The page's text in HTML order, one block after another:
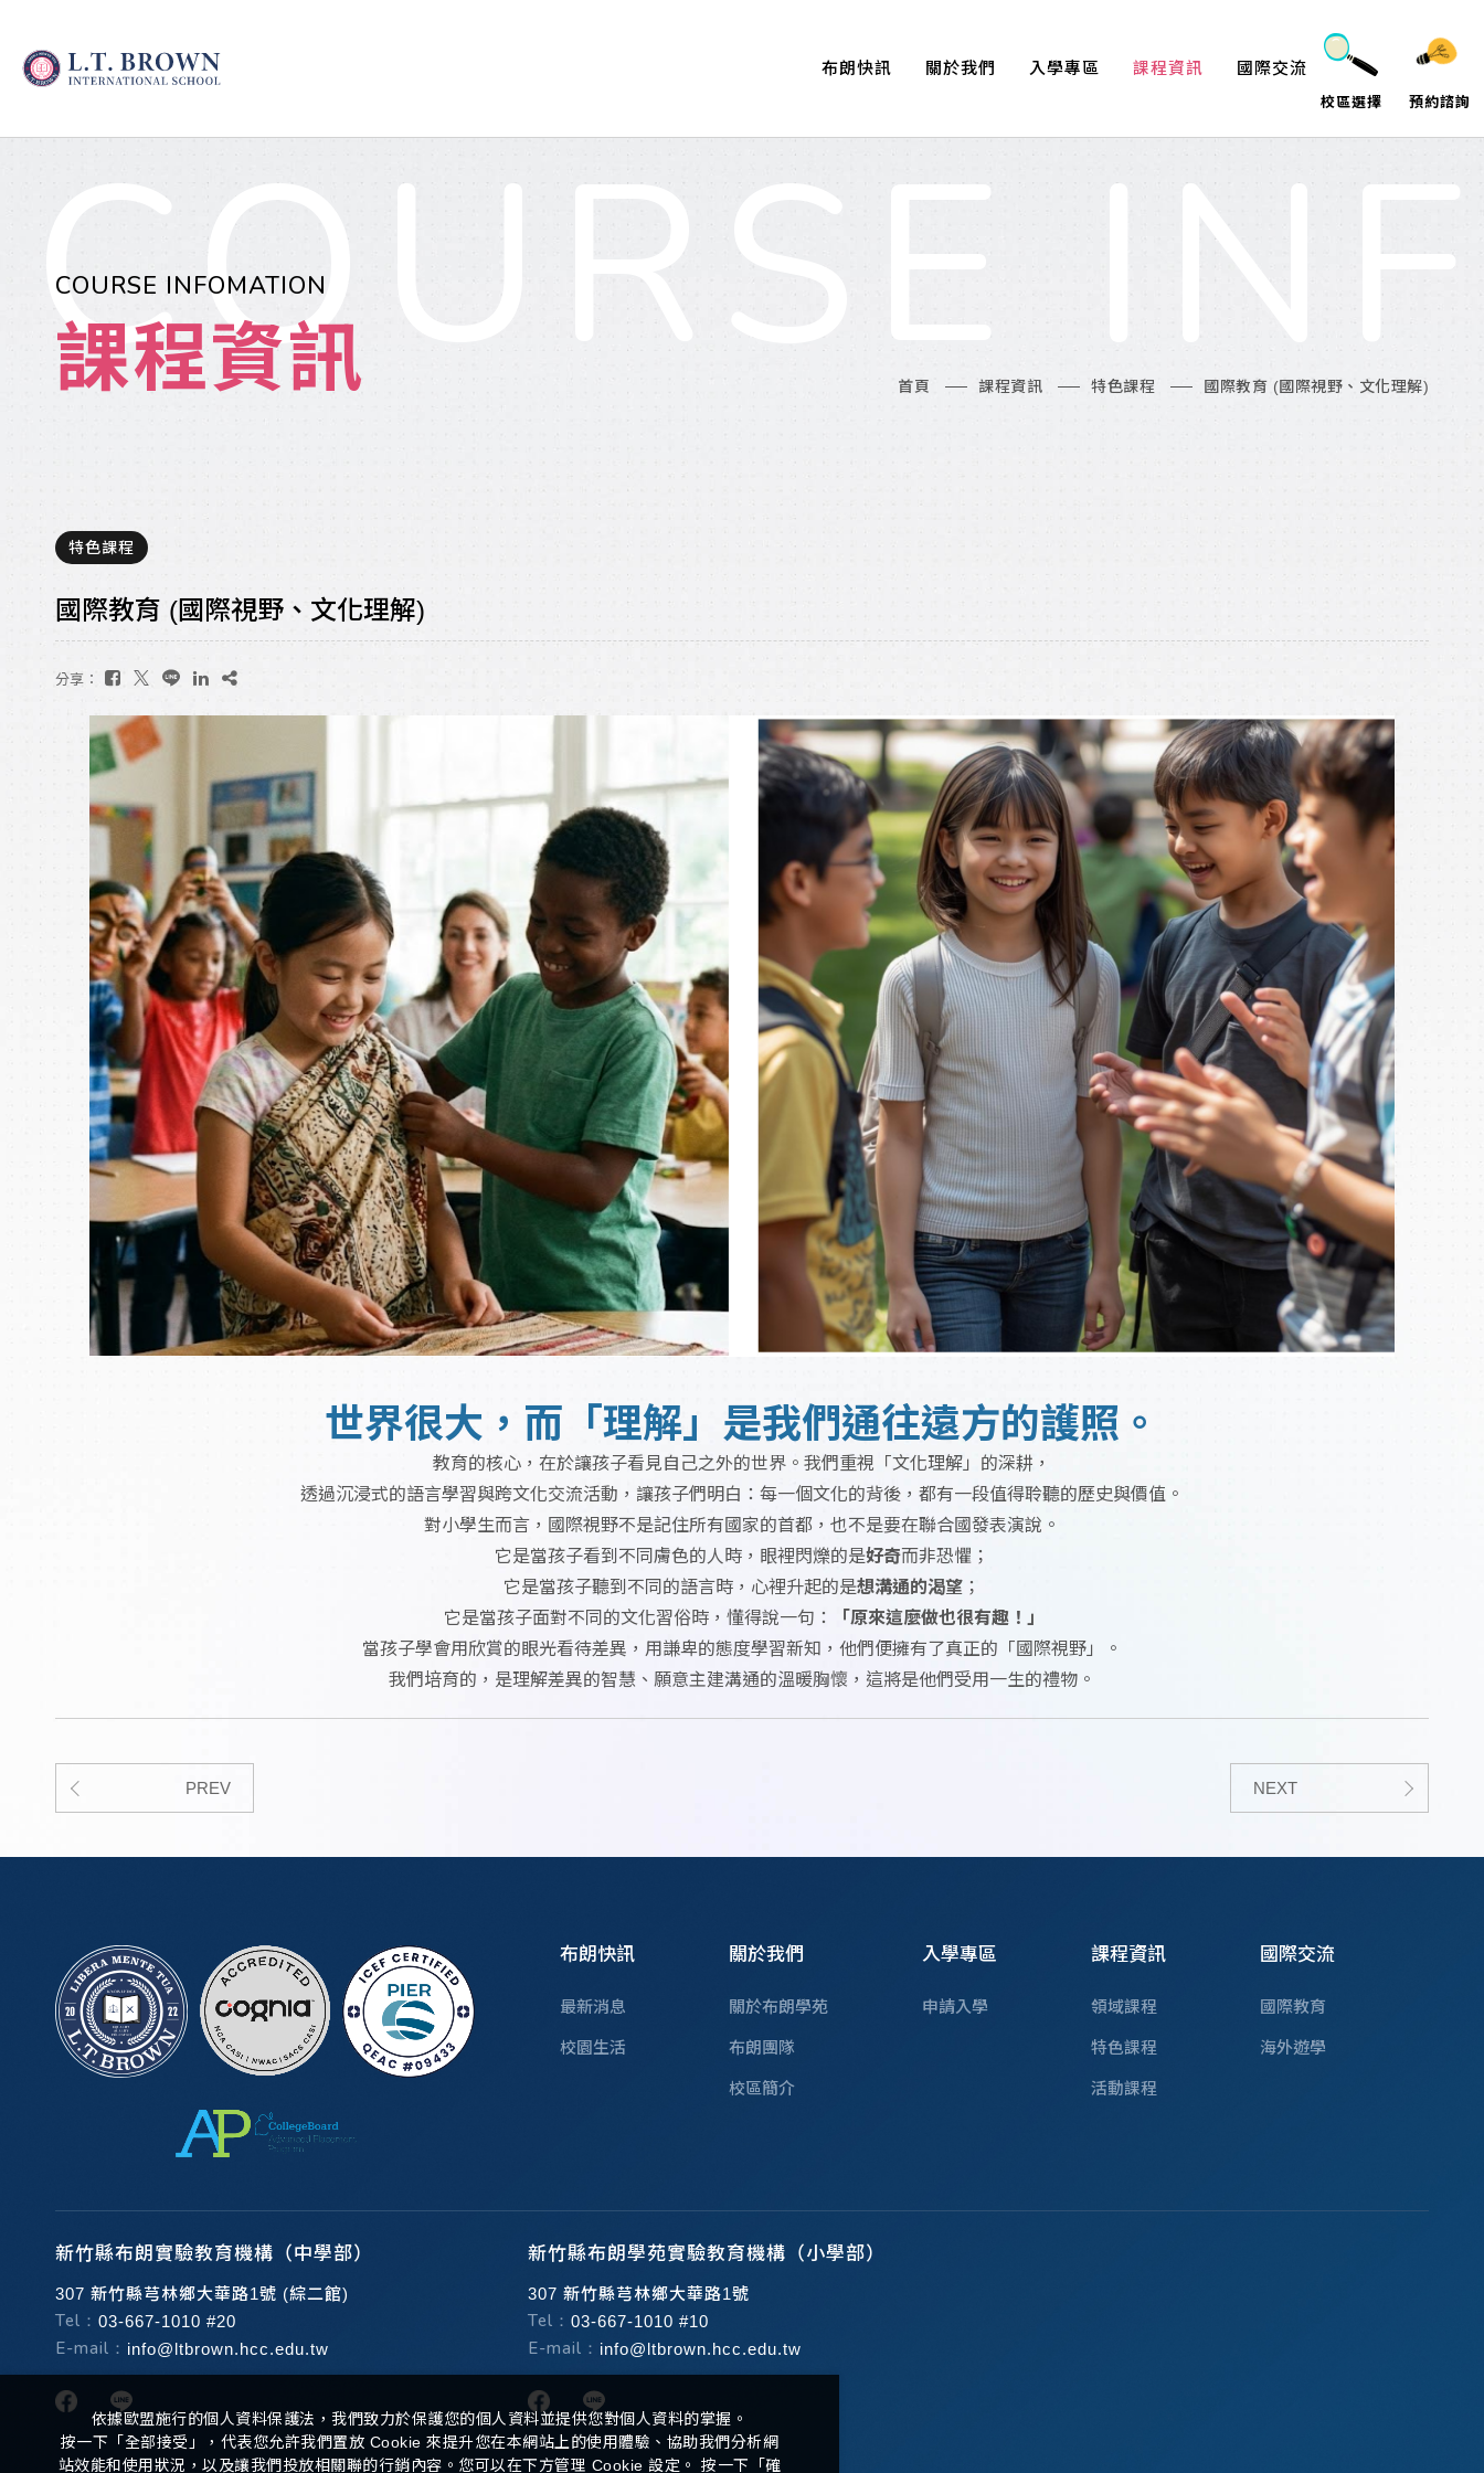
布朗快訊 關於我們 入學專區 課程資訊 國際交流
校區選擇 預約諮詢
COURSE
COURSE INFOMATION
課程資訊 首頁 課程資訊 特色課程 國際教育 (國際視野、文化理解)
特色課程
國際教育 (國際視野、文化理解)
分享：
世界很大，而「理解」是我們通往遠方的護照。
教育的核心，在於讓孩子看見自己之外的世界。我們重視「文化理解」的深耕，
透過沉浸式的語言學習與跨文化交流活動，讓孩子們明白：每一個文化的背後，都有一段值得聆聽的歷史與價值。
對小學生而言，國際視野不是記住所有國家的首都，也不是要在聯合國發表演說。
它是當孩子看到不同膚色的人時，眼裡閃爍的是好奇而非恐懼；
它是當孩子聽到不同的語言時，心裡升起的是想溝通的渴望 ；
它是當孩子面對不同的文化習俗時，懂得說一句：
「原來這麼做也很有趣！」
當孩子學會用欣賞的眼光看待差異，用謙卑的態度學習新知，他們便擁有了真正的「國際視野」。
我們培育的，是理解差異的智慧、願意主建溝通的溫暖胸懷，這將是他們受用一生的禮物。
PREV NEXT
布朗快訊
最新消息
校園生活
關於我們
關於布朗學苑
布朗團隊
校區簡介
入學專區
申請入學
課程資訊
領域課程
特色課程
活動課程
國際交流
國際教育
海外遊學
新竹縣布朗實驗教育機構（中學部）
307 新竹縣芎林鄉大華路1號 (綜二館)
Tel： 03-667-1010 #20
E-mail： info@ltbrown.hcc.edu.tw
新竹縣布朗學苑實驗教育機構（小學部）
307 新竹縣芎林鄉大華路1號
Tel： 03-667-1010 #10
E-mail： info@ltbrown.hcc.edu.tw
依據歐盟施行的個人資料保護法，我們致力於保護您的個人資料並提供您對個人資料的掌握。
按一下「全部接受」，代表您允許我們置放 Cookie 來提升您在本網站上的使用體驗、協助我們分析網
站效能和使用狀況，以及讓我們投放相關聯的行銷內容。您可以在下方管理 Cookie 設定。 按一下「確